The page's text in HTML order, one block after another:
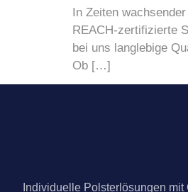
In Zeiten
REACH-zertifizierte
bei uns langlebige
Ob […]
Individuelle Polsterlösungen mit